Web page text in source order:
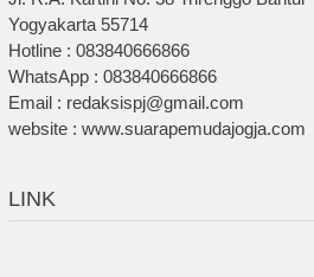
Yogyakarta 55714
Hotline : 083840666866
WhatsApp : 083840666866
Email : redaksispj@gmail.com
website : www.suarapemudajogja.com
LINK